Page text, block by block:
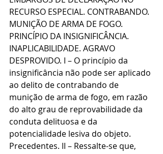
RECURSO ESPECIAL. CONTRABANDO.
MUNIÇÃO DE ARMA DE FOGO.
PRINCÍPIO DA INSIGNIFICÂNCIA.
INAPLICABILIDADE. AGRAVO
DESPROVIDO. I – O princípio da
insignificância não pode ser aplicado
ao delito de contrabando de
munição de arma de fogo, em razão
do alto grau de reprovabilidade da
conduta delituosa e da
potencialidade lesiva do objeto.
Precedentes. II – Ressalte-se que,